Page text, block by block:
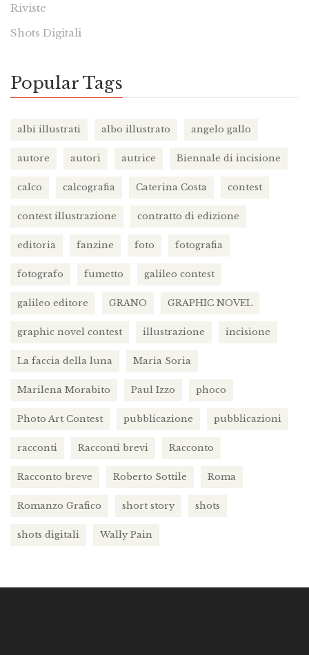
Riviste
Shots Digitali
Popular Tags
albi illustrati albo illustrato angelo gallo
autore autori autrice Biennale di incisione
calco calcografia Caterina Costa contest
contest illustrazione contratto di edizione
editoria fanzine foto fotografia
fotografo fumetto galileo contest
galileo editore GRANO GRAPHIC NOVEL
graphic novel contest illustrazione incisione
La faccia della luna Maria Soria
Marilena Morabito Paul Izzo phoco
Photo Art Contest pubblicazione pubblicazioni
racconti Racconti brevi Racconto
Racconto breve Roberto Sottile Roma
Romanzo Grafico short story shots
shots digitali Wally Pain